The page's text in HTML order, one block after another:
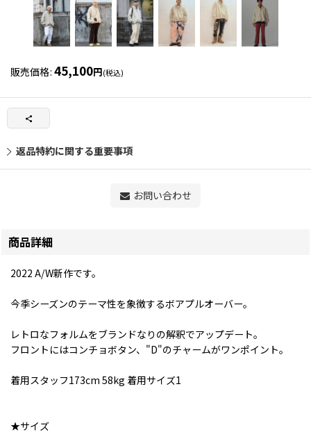
販売価格: 45,100円(税込)
返品特約に関する重要事項
お問い合わせ
商品詳細
2022 A/W新作です。
今季シーズンのテーマ性を象徴するボアプルオーバー。
レトロなフォルムをブランドなりの解釈でアップデート。
フロントにはコンチョボタン、"D"のチャームがワンポイント。
着用スタッフ173cm 58kg 着用サイズ1
★サイズ